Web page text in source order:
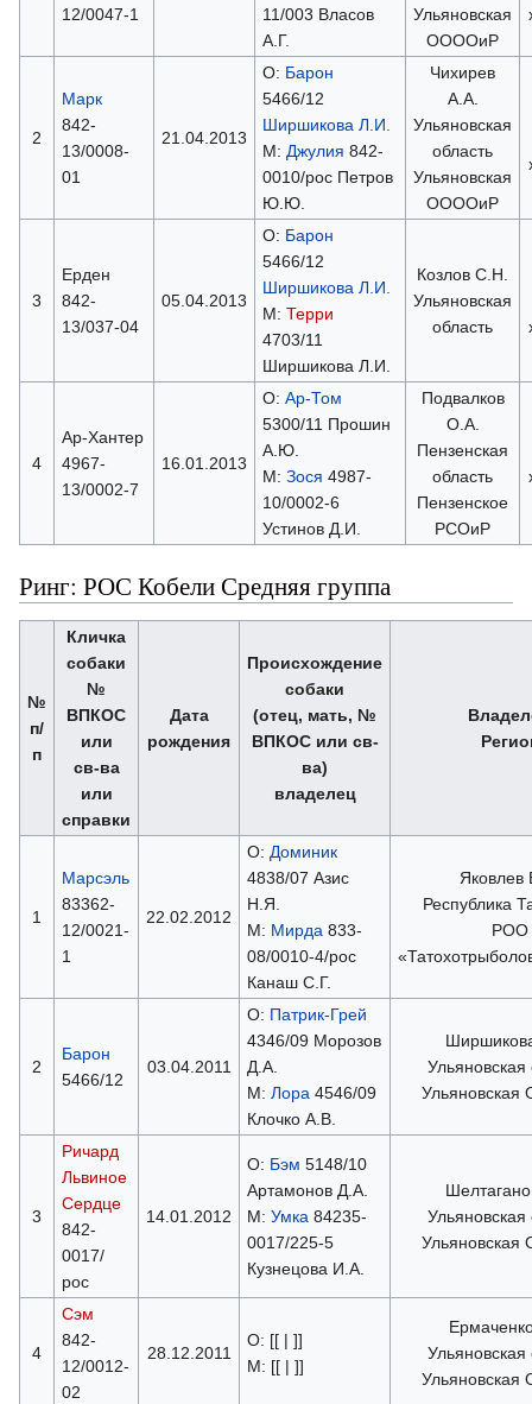
12/0047-1
11/003 Власов
А.Г.
Ульяновская
ООООиР
2
Марк
842-
13/0008-
01
21.04.2013
О: Барон
5466/12
Ширшикова Л.И.
М: Джулия 842-
0010/рос Петров
Ю.Ю.
Чихирев
А.А.
Ульяновская
область
Ульяновская
ООООиР
3
Ерден
842-
13/037-04
05.04.2013
О: Барон
5466/12
Ширшикова Л.И.
М: Терри
4703/11
Ширшикова Л.И.
Козлов С.Н.
Ульяновская
область
4
Ар-Хантер
4967-
13/0002-7
16.01.2013
О: Ар-Том
5300/11 Прошин
А.Ю.
М: Зося 4987-
10/0002-6
Устинов Д.И.
Подвалков
О.А.
Пензенская
область
Пензенское
РСОиР
Ринг: РОС Кобели Средняя группа
№
п/
п
Кличка
собаки
№
ВПКОС
или
св-ва
или
справки
Дата
рождения
Происхождение
собаки
(отец, мать, №
ВПКОС или св-
ва)
владелец
1
Марсэль
83362-
12/0021-
1
22.02.2012
О: Доминик
4838/07 Азис
Н.Я.
М: Мирда833-
08/0010-4/рос
Канаш С.Г.
Яковлев
Республика
РОО
2
Барон
5466/12
03.04.2011
О: Патрик-Грей
4346/09 Морозов
Д.А.
М: Лора4546/09
Клочко А.В.
Ульяновская
3
Ричард
Львиное
Сердце
842-
0017/
рос
14.01.2012
О: Бэм 5148/10
Артамонов Д.А.
М: Умка84235-
0017/225-5
Кузнецова И.А.
Ульяновская
4
Сэм
842-
12/0012-
02
28.12.2011
О: [[ | ]]
М: [[ | ]]
Ульяновская